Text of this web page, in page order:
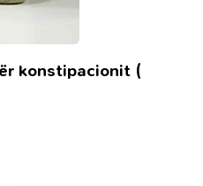
konstipacionit (